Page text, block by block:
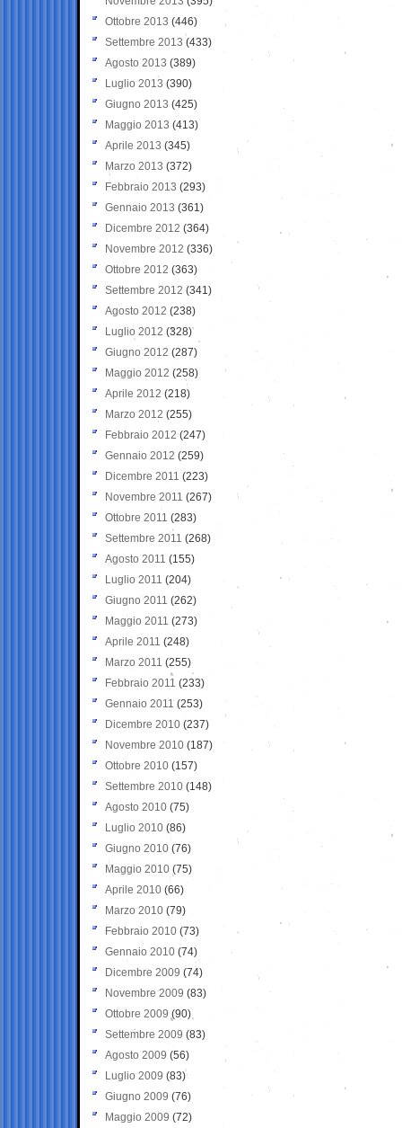
Ottobre 2013 (446)
Settembre 2013 (433)
Agosto 2013 (389)
Luglio 2013 (390)
Giugno 2013 (425)
Maggio 2013 (413)
Aprile 2013 (345)
Marzo 2013 (372)
Febbraio 2013 (293)
Gennaio 2013 (361)
Dicembre 2012 (364)
Novembre 2012 (336)
Ottobre 2012 (363)
Settembre 2012 (341)
Agosto 2012 (238)
Luglio 2012 (328)
Giugno 2012 (287)
Maggio 2012 (258)
Aprile 2012 (218)
Marzo 2012 (255)
Febbraio 2012 (247)
Gennaio 2012 (259)
Dicembre 2011 (223)
Novembre 2011 (267)
Ottobre 2011 (283)
Settembre 2011 (268)
Agosto 2011 (155)
Luglio 2011 (204)
Giugno 2011 (262)
Maggio 2011 (273)
Aprile 2011 (248)
Marzo 2011 (255)
Febbraio 2011 (233)
Gennaio 2011 (253)
Dicembre 2010 (237)
Novembre 2010 (187)
Ottobre 2010 (157)
Settembre 2010 (148)
Agosto 2010 (75)
Luglio 2010 (86)
Giugno 2010 (76)
Maggio 2010 (75)
Aprile 2010 (66)
Marzo 2010 (79)
Febbraio 2010 (73)
Gennaio 2010 (74)
Dicembre 2009 (74)
Novembre 2009 (83)
Ottobre 2009 (90)
Settembre 2009 (83)
Agosto 2009 (56)
Luglio 2009 (83)
Giugno 2009 (76)
Maggio 2009 (72)